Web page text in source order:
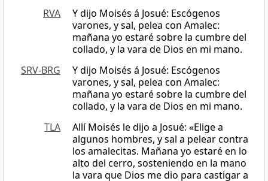
RVA
Y dijo Moisés á Josué: Escógenos
varones, y sal, pelea con Amalec:
mañana yo estaré sobre la cumbre del
collado, y la vara de Dios en mi mano.
SRV-BRG
Y dijo Moisés á Josué: Escógenos
varones, y sal, pelea con Amalec:
mañana yo estaré sobre la cumbre del
collado, y la vara de Dios en mi mano.
TLA
Allí Moisés le dijo a Josué: «Elige a
algunos hombres, y sal a pelear contra
los amalecitas. Mañana yo estaré en lo
alto del cerro, sosteniendo en la mano
la vara que Dios me dio para castigar a